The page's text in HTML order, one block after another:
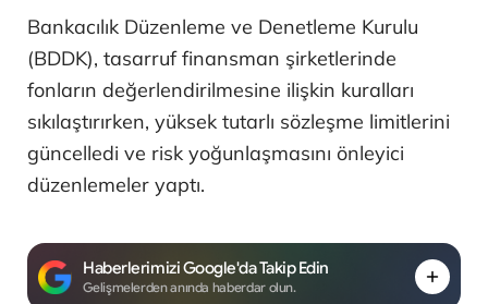
Bankacılık Düzenleme ve Denetleme Kurulu
(BDDK), tasarruf finansman şirketlerinde
fonların değerlendirilmesine ilişkin kuralları
sıkılaştırırken, yüksek tutarlı sözleşme limitlerini
güncelledi ve risk yoğunlaşmasını önleyici
düzenlemeler yaptı.
Haberlerimizi Google'da Takip Edin
Gelişmelerden anında haberdar olun.